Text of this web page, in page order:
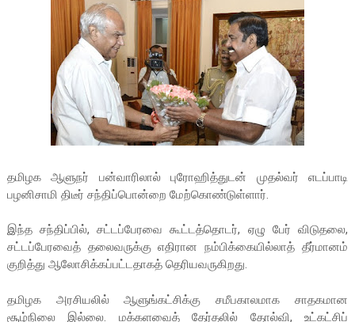
தமிழக ஆளுநர் பன்வாரிலால் புரோஹித்துடன் முதல்வர் எடப்பாடி
பழனிசாமி திடீர் சந்திப்பொன்றை மேற்கொண்டுள்ளார்.
இந்த சந்திப்பில், சட்டப்பேரவை கூட்டத்தொடர், ஏழு பேர் விடுதலை,
சட்டப்பேரவைத் தலைவருக்கு எதிரான நம்பிக்கையில்லாத் தீர்மானம்
குறித்து ஆலோசிக்கப்பட்டதாகத் தெரியவருகிறது.
தமிழக அரசியலில் ஆளுங்கட்சிக்கு சமீபகாலமாக சாதகமான
சூழ்நிலை இல்லை. மக்களவைத் தேர்தலில் தோல்வி, உட்கட்சிப்